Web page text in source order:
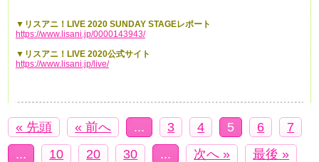
▼リスアニ！LIVE 2020 SUNDAY STAGEレポート
https://www.lisani.jp/0000143943/
▼リスアニ！LIVE 2020公式サイト
https://www.lisani.jp/live/
« 先頭 « 前へ ... 3 4 5 6
7
...
10 20 30 ... 次へ » 最後 »